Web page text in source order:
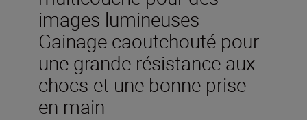
images lumineuses
Gainage caoutchouté pour
une grande résistance aux
chocs et une bonne prise
en main